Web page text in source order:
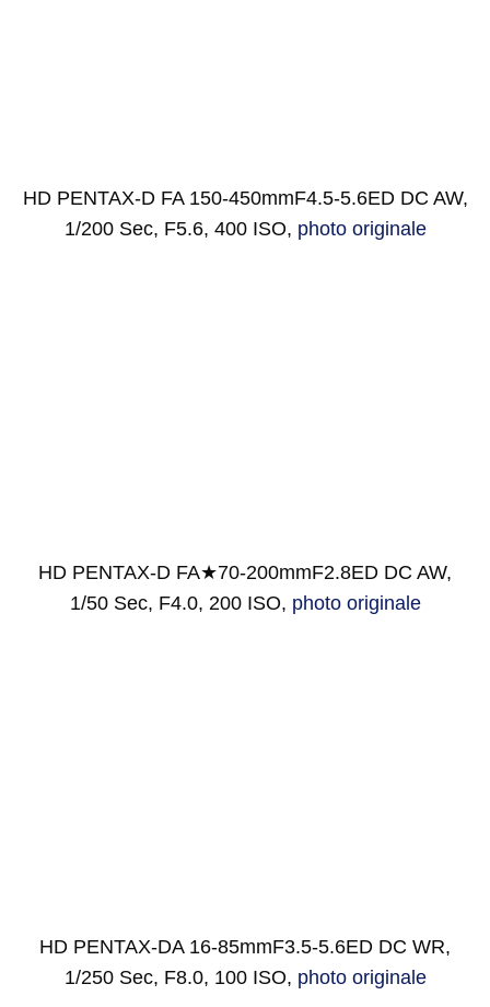
HD PENTAX-D FA 150-450mmF4.5-5.6ED DC AW,
1/200 Sec, F5.6, 400 ISO, photo originale
HD PENTAX-D FA★70-200mmF2.8ED DC AW,
1/50 Sec, F4.0, 200 ISO, photo originale
HD PENTAX-DA 16-85mmF3.5-5.6ED DC WR,
1/250 Sec, F8.0, 100 ISO, photo originale